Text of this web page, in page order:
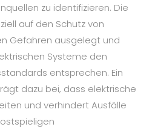
zu identifizieren. Die
auf den Schutz von
Gefahren ausgelegt und
Systeme den
entsprechen. Ein
dazu bei, dass elektrische
und verhindert Ausfälle